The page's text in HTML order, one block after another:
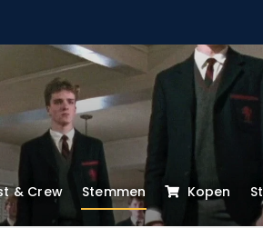
& Crew Stemmen Kopen